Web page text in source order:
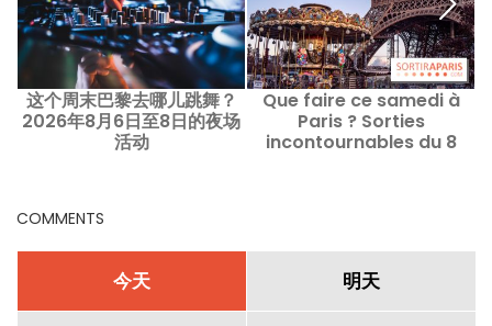
这个周末巴黎去哪儿跳舞？
2026年8月6日至8日的夜场
活动
Que faire ce samedi à
Paris ? Sorties
incontournables du 8
COMMENTS
今天 明天